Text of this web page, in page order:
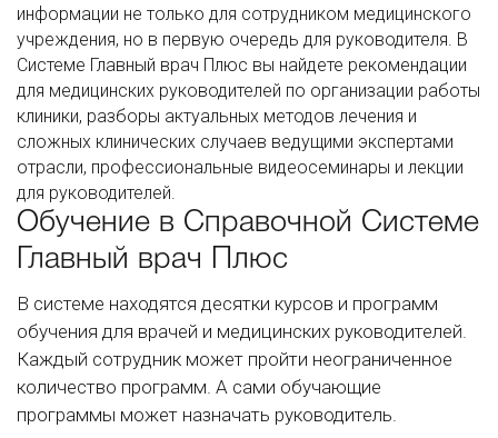
информации не только для сотрудником медицинского
учреждения, но в первую очередь для руководителя. В
Системе Главный врач Плюс вы найдете рекомендации
для медицинских руководителей по организации работы
клиники, разборы актуальных методов лечения и
сложных клинических случаев ведущими экспертами
отрасли, профессиональные видеосеминары и лекции
для руководителей.
Обучение в Справочной Системе
Главный врач Плюс
В системе находятся десятки курсов и программ
обучения для врачей и медицинских руководителей.
Каждый сотрудник может пройти неограниченное
количество программ. А сами обучающие
программы может назначать руководитель.